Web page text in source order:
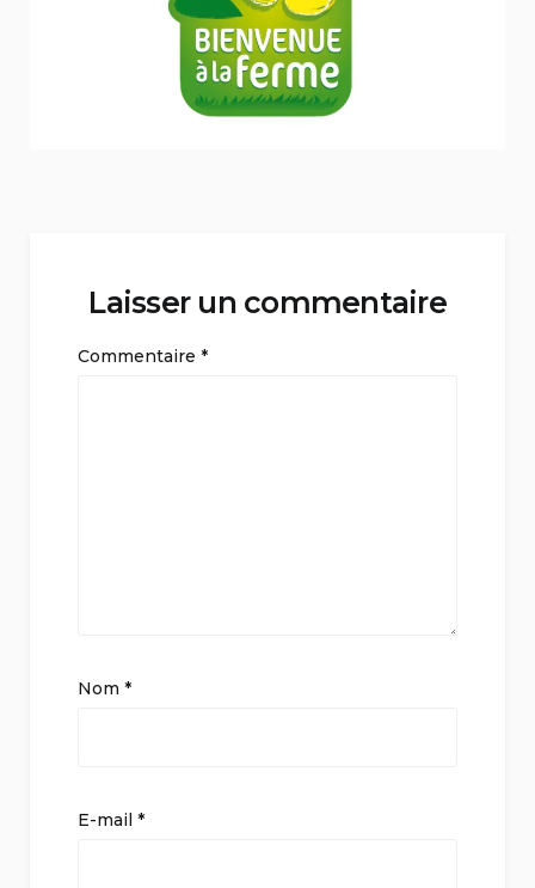
Laisser un commentaire
Commentaire *
Nom *
E-mail *